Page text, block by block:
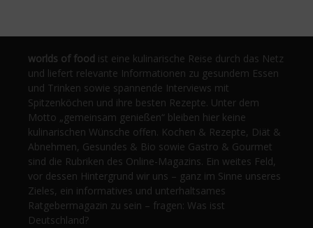
worlds of food ist eine kulinarische Reise durch das Netz
und liefert relevante Informationen zu gesundem Essen
und Trinken sowie spannende Interviews mit
Spitzenköchen und ihre besten Rezepte. Unter dem
Motto „gemeinsam genießen“ bleiben hier keine
kulinarischen Wünsche offen. Kochen & Rezepte, Diät &
Abnehmen, Gesundes & Bio sowie Gastro & Gourmet
sind die Rubriken des Online-Magazins. Ein weites Feld,
vor dessen Hintergrund wir uns – ganz im Sinne unseres
Zieles, ein informatives und unterhaltsames
Ratgebermagazin zu sein – fragen: Was isst
Deutschland?